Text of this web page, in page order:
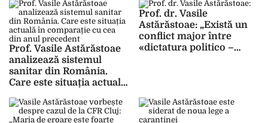
Domnului Nostru Iisus
Hristos”
participe populația la
alegeri
Prof. Vasile Astărăstoae
analizează sistemul
sanitar din România.
Care este situația actuală
anul precedent
Prof. dr. Vasile
Astărăstoae: „Există un
conflict major între
«dictatura politico –